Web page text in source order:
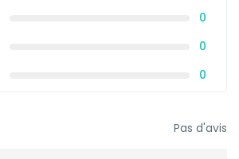
0
0
0
Pas d'avis